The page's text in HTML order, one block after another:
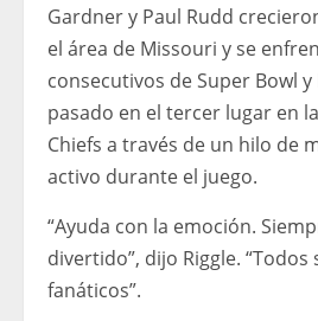
Gardner y Paul Rudd
el área de Missouri y se
consecutivos de Super Bowl
pasado en el tercer lugar en
Chiefs a través de un hilo de
activo durante el juego.
“Ayuda con la emoción.
divertido”, dijo Riggle.
fanáticos”.